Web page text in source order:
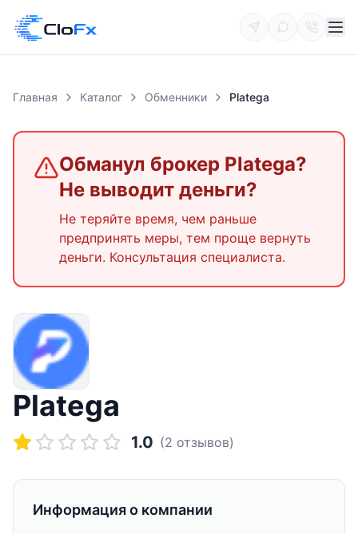
Главная Каталог Обменники Platega
Обманул брокер Platega?
Не выводит деньги?
Не теряйте время, чем раньше
предпринять меры, тем проще вернуть
деньги. Консультация специалиста.
Platega
1.0 (2 отзывов)
Информация о компании